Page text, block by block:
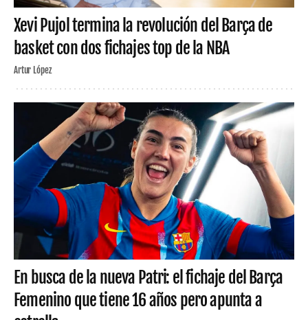
Xevi Pujol termina la revolución del Barça de
basket con dos fichajes top de la NBA
Artur López
En busca de la nueva Patri: el fichaje del Barça
Femenino que tiene 16 años pero apunta a